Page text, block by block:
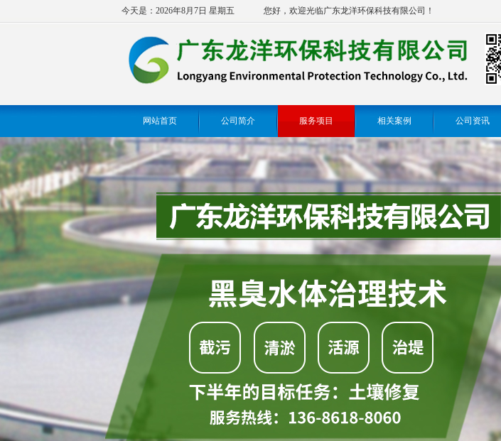
今天是：2026年8月7日 星期五 您好，欢迎光临广东龙洋环保科技有限公司！
网站首页 公司简介 服务项目 相关案例 公司资讯